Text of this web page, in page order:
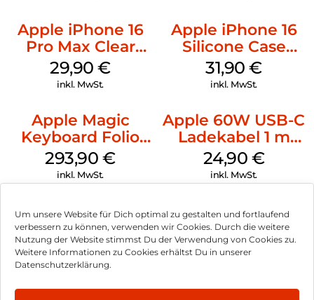
Um unsere Website für Dich optimal zu gestalten und fortlaufend
verbessern zu können, verwenden wir Cookies. Durch die weitere
Nutzung der Website stimmst Du der Verwendung von Cookies zu.
Weitere Informationen zu Cookies erhältst Du in unserer
Datenschutzerklärung.
Apple iPhone 16
Pro Max Clear
Case MagSafe
Transparent
29,90€
inkl. MwSt.
Apple iPhone 16
Silicone Case
MagSafe Fuchsia
31,90€
inkl. MwSt.
Apple Magic
Keyboard Folio
iPad 10.9″ (10.Gen.)
Weiß
293,90€
inkl. MwSt.
Apple 60W USB-C
Ladekabel 1 m
Weiß
24,90 €
inkl. MwSt.
Impressum